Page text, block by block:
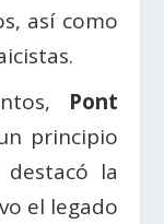
así como
Pont
principio
la
el legado